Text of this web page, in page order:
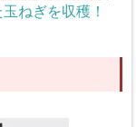
ねぎを収穫！